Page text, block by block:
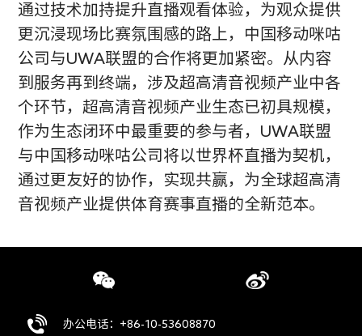
通过技术加持提升直播观看体验，为观众提供
更沉浸现场比赛氛围感的路上，中国移动咪咕
公司与UWA联盟的合作将更加紧密。从内容
到服务再到终端，涉及超高清音视频产业中各
个环节，超高清音视频产业生态已初具规模，
作为生态闭环中最重要的参与者，UWA联盟
与中国移动咪咕公司将以世界杯直播为契机，
通过更友好的协作，实现共赢，为全球超高清
音视频产业提供体育赛事直播的全新范本。
办公电话：+86-10-53608870